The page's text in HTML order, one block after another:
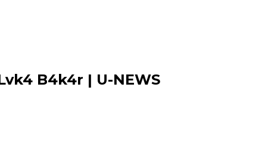
B4k4r | U-NEWS